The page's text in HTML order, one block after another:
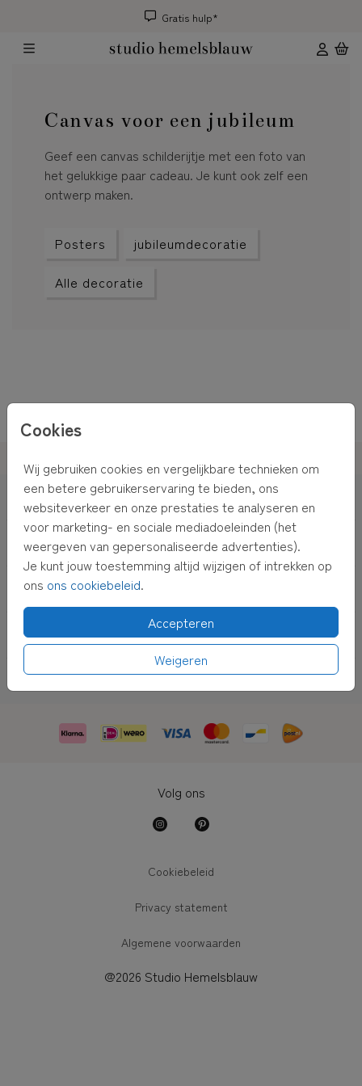
Gratis hulp*
Cookies
Wij gebruiken cookies en vergelijkbare technieken om
een betere gebruikerservaring te bieden, ons
websiteverkeer en onze prestaties te analyseren en
voor marketing- en sociale mediadoeleinden (het
weergeven van gepersonaliseerde advertenties).
Je kunt jouw toestemming altijd wijzigen of intrekken op
ons ons cookiebeleid.
Accepteren
Weigeren
Canvas voor een jubileum
Geef een canvas schilderijtje met een foto van
het gelukkige paar cadeau. Je kunt ook zelf een
ontwerp maken.
Posters
jubileumdecoratie
Alle decoratie
Geboorte
Trouwen
Decoratie
Service
Prijzen & info
Volg ons
Cookiebeleid
Privacy statement
Algemene voorwaarden
@2026 Studio Hemelsblauw